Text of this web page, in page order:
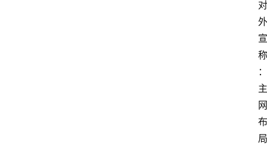
对
外
宣
称
：
主
网
布
局